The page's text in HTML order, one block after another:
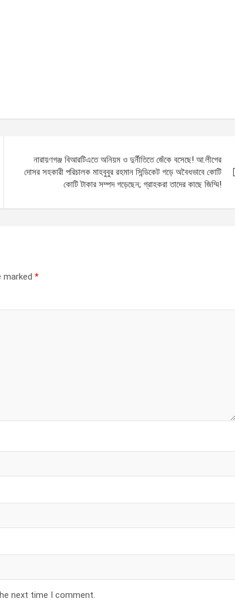
নারায়ণগঞ্জ বিআরটিএতে অনিয়ম ও দুর্নীতিতে জেঁকে বসেছে! আ.লীগের
দোসর সহকারী পরিচালক মাহবুবুর রহমান সিন্ডিকেট গড়ে অবৈধভাবে কোটি
কোটি টাকার সম্পদ গড়েছেন; গ্রাহকরা তাদের কাছে জিম্মি!
marked *
next time I comment.